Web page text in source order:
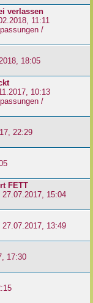
verlassen
11:11
/
18:05
10:13
/
22:29
FETT
27.07.2017, 15:04
27.07.2017, 13:49
17:30